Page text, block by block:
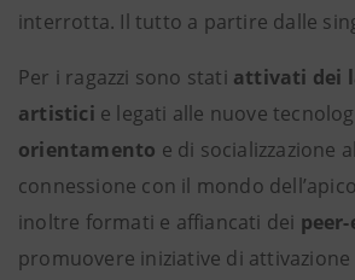
interrotta. Il tutto a partire dalle
Per i ragazzi sono stati attivati dei
artistici e legati alle nuove
orientamento e di socializzazione
connessione con il mondo
inoltre formati e affiancati dei
promuovere iniziative di